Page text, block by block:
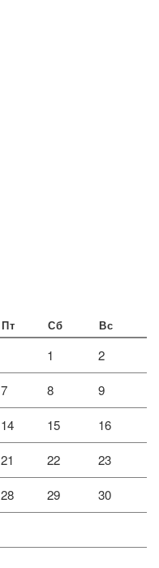
Пт Сб Вс
1 2
7 8 9
14 15 16
21 22 23
28 29 30